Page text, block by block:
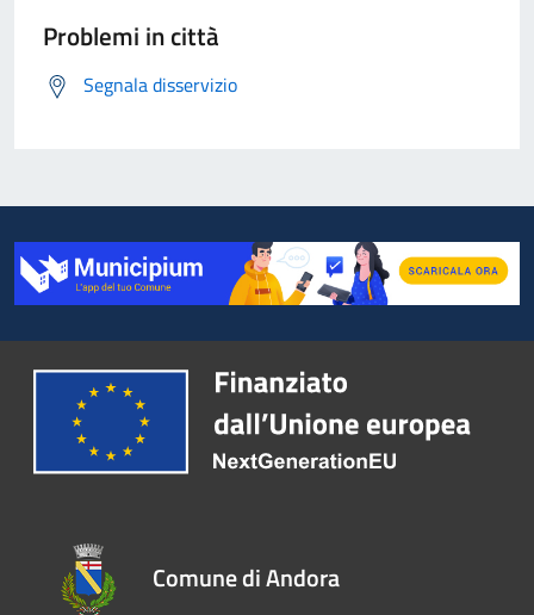
Problemi in città
Segnala disservizio
Comune di Andora